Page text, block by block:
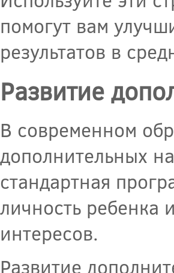
помогут вам
результатов в
Развитие
В современном
дополнительных
стандартная
личность ребенка
интересов.
Развитие